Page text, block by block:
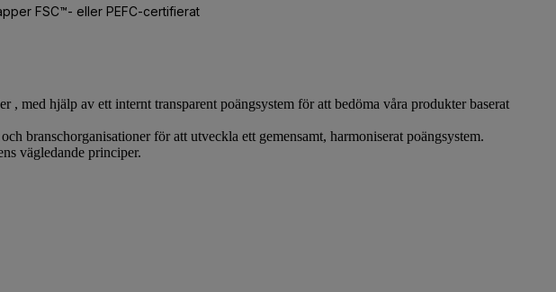
med hjälp av ett internt transparent poängsystem för att bedöma våra produkter baserat
branschorganisationer för att utveckla ett gemensamt, harmoniserat poängsystem.
vägledande principer.